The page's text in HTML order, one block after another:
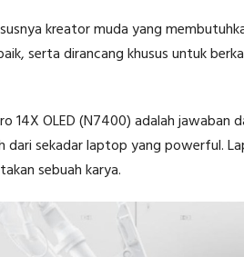
kreator muda yang
serta dirancang khusus untuk
14X OLED (N7400) adalah jawaban
sekadar laptop yang powerful.
sebuah karya.